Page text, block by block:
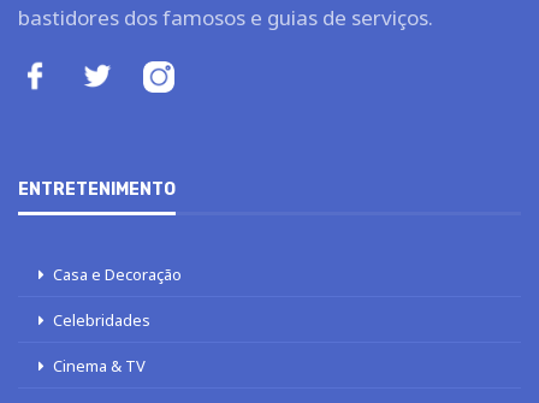
bastidores dos famosos e guias de serviços.
ENTRETENIMENTO
Casa e Decoração
Celebridades
Cinema & TV